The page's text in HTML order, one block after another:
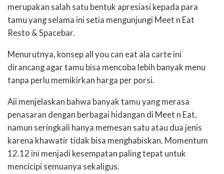
merupakan salah satu bentuk apresiasi kepada para
tamu yang selama ini setia mengunjungi Meet n Eat
Resto & Spacebar.
Menurutnya, konsep all you can eat ala carte ini
dirancang agar tamu bisa mencoba lebih banyak menu
tanpa perlu memikirkan harga per porsi.
Aii menjelaskan bahwa banyak tamu yang merasa
penasaran dengan berbagai hidangan di Meet n Eat,
namun seringkali hanya memesan satu atau dua jenis
karena khawatir tidak bisa menghabiskan. Momentum
12.12 ini menjadi kesempatan paling tepat untuk
mencicipi semuanya sekaligus.